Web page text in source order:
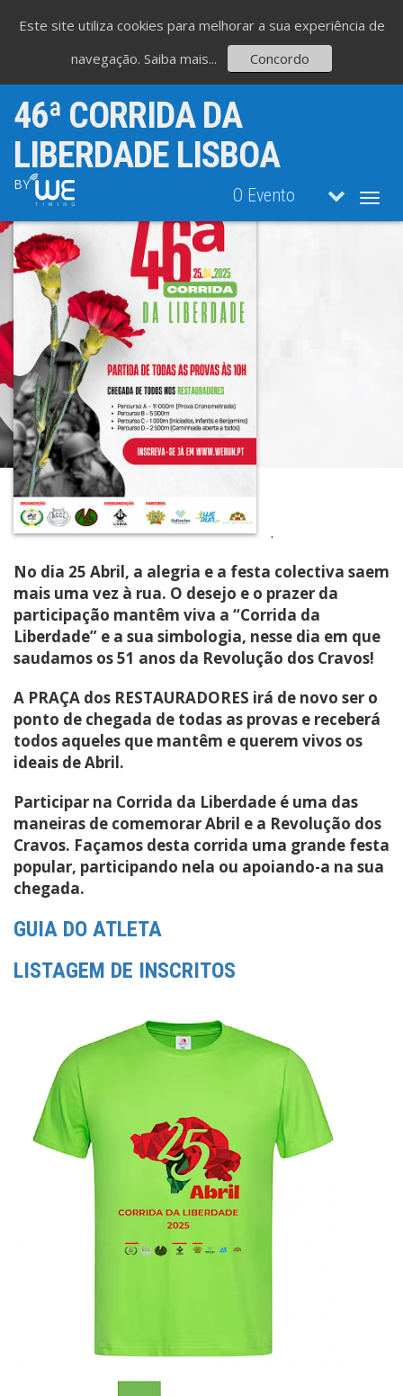
46ª CORRIDA DA
LIBERDADE LISBOA
BY O Evento
.
No dia 25 Abril, a alegria e a festa colectiva saem
mais uma vez à rua. O desejo e o prazer da
participação mantêm viva a “Corrida da
Liberdade” e a sua simbologia, nesse dia em que
saudamos os 51 anos da Revolução dos Cravos!
A PRAÇA dos RESTAURADORES irá de novo ser o
ponto de chegada de todas as provas e receberá
todos aqueles que mantêm e querem vivos os
ideais de Abril.
Participar na Corrida da Liberdade é uma das
maneiras de comemorar Abril e a Revolução dos
Cravos. Façamos desta corrida uma grande festa
popular, participando nela ou apoiando-a na sua
chegada.
GUIA DO ATLETA
LISTAGEM DE INSCRITOS
Este site utiliza cookies para melhorar a sua experiência de
navegação. Saiba mais... Concordo